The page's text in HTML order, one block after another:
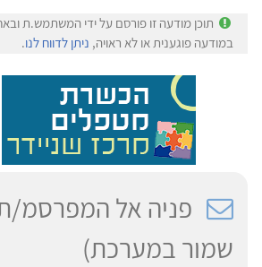
תוכן מודעה זו פורסם על ידי המשתמש.ת
במודעה פוגענית או לא ראויה, ניתן לדווח לנו.
פניה אל
שמור במערכת)